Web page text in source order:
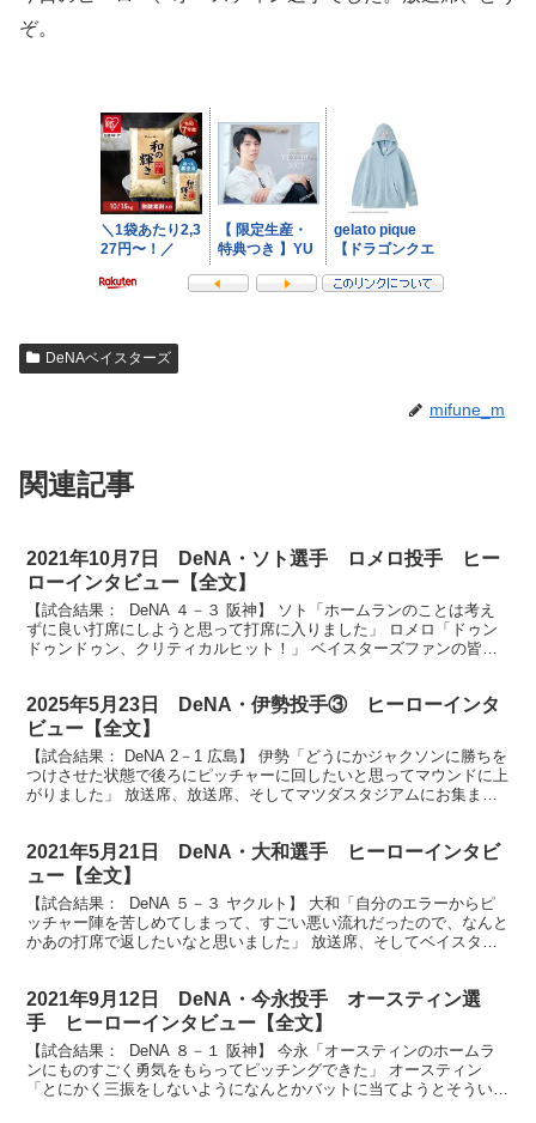
ぞ。
DeNAベイスターズ
mifune_m
関連記事
2021年10月7日 DeNA・ソト選手 ロメロ投手 ヒー
ローインタビュー【全文】
【試合結果： DeNA ４－３ 阪神】 ソト「ホームランのことは考え
ずに良い打席にしようと思って打席に入りました」 ロメロ「ドゥン
ドゥンドゥン、クリティカルヒット！」 ベイスターズファンの皆さ
2025年5月23日 DeNA・伊勢投手③ ヒーローインタ
ビュー【全文】
【試合結果： DeNA 2－1 広島】 伊勢「どうにかジャクソンに勝ちを
つけさせた状態で後ろにピッチャーに回したいと思ってマウンドに上
がりました」 放送席、放送席、そしてマツダスタジアムにお集まり
2021年5月21日 DeNA・大和選手 ヒーローインタビ
ュー【全文】
【試合結果： DeNA ５－３ ヤクルト】 大和「自分のエラーからピ
ッチャー陣を苦しめてしまって、すごい悪い流れだったので、なんと
かあの打席で返したいなと思いました」 放送席、そしてベイスター
2021年9月12日 DeNA・今永投手 オースティン選
手 ヒーローインタビュー【全文】
【試合結果： DeNA ８－１ 阪神】 今永「オースティンのホームラ
ンにものすごく勇気をもらってピッチングできた」 オースティン
「とにかく三振をしないようになんとかバットに当てようとそういう